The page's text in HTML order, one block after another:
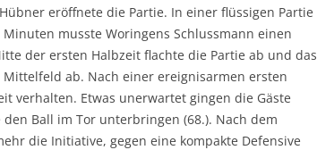
eröffnete die Partie. In einer flüssigen Partie
musste Woringens Schlussmann einen
der ersten Halbzeit flachte die Partie ab und das
ab. Nach einer ereignisarmen ersten
verhalten. Etwas unerwartet gingen die Gäste
Ball im Tor unterbringen (68.). Nach dem
die Initiative, gegen eine kompakte Defensive